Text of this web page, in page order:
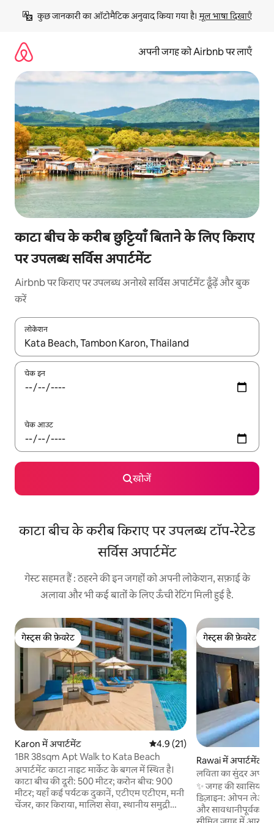
छोड़कर
कॉन्टेंट
कुछ जानकारी का ऑटोमैटिक अनुवाद किया गया है। मूल भाषा दिखाएँ
अपनी जगह को Airbnb पर लाएँ
काटा बीच के करीब छुट्टियाँ बिताने के लिए किराए
पर उपलब्ध सर्विस अपार्टमेंट
Airbnb पर किराए पर उपलब्ध अनोखे सर्विस अपार्टमेंट ढूँढ़ें और बुक
करें
लोकेशन
नतीजों के उपलब्ध होने पर, अप और डाउन 'ऐरो की' का इस्तेमाल करके नेविगेट
चेक इन
चेक आउट
खोजें
काटा बीच के करीब किराए पर उपलब्ध टॉप-रेटेड
सर्विस अपार्टमेंट
गेस्ट सहमत हैं : ठहरने की इन जगहों को अपनी लोकेशन, सफ़ाई के
अलावा और भी कई बातों के लिए ऊँची रेटिंग मिली हुई है.
गेस्ट्स की फ़ेवरेट
गेस्ट्स की फ़ेवरेट
Karon में अपार्टमेंट औसत रेटिंग 5 में से 4.9, 21 समीक्षाएँ
4.9 (21)
1BR 38sqm Apt Walk to Kata Beach
अपार्टमेंट काटा नाइट मार्केट के बगल में स्थित है।
काटा बीच की दूरी: 500 मीटर; करोन बीच: 900
मीटर; यहाँ कई पर्यटक दुकानें, एटीएम एटीएम, मनी
चेंजर, कार किराया, मालिश सेवा, स्थानीय समुद्री
गेस्ट्स की फ़ेवरेट
गेस्ट्स की फ़ेवरेट
Rawai में अपार्टमेंट
लविता का सुंदर
✨ जगह की खासियतें
डिज़ाइन: ओपन लेआउट
और सावधानीपूर्वक